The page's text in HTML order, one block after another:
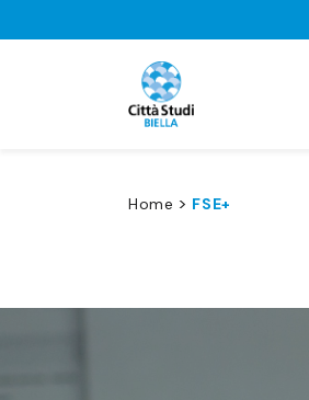
Home > FSE+